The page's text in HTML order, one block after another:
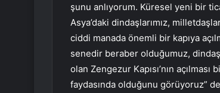
şunu anlıyorum. Küresel yeni bir
Asya’daki dindaşlarımız,
ciddi manada önemli bir kapıya
senedir beraber olduğumuz,
olan Zengezur Kapısı’nın
faydasında olduğunu görüyoruz”